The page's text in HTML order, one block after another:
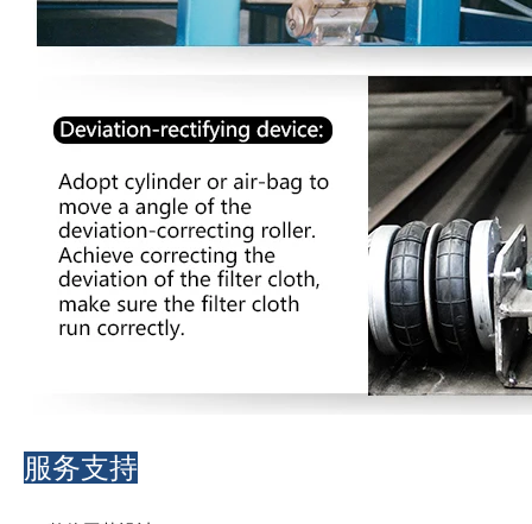
服务支持